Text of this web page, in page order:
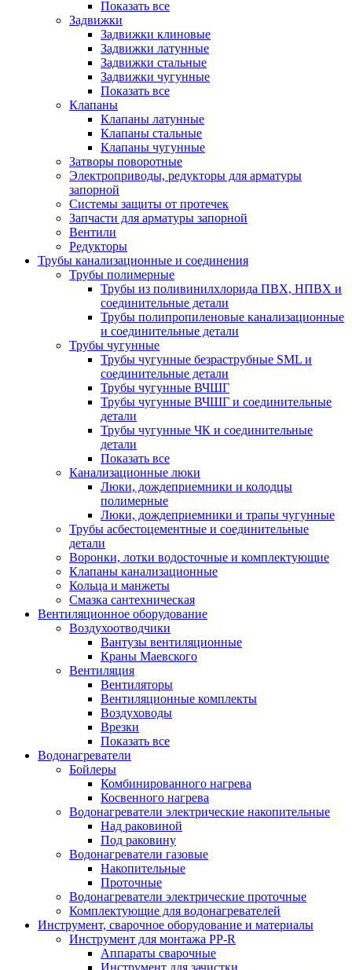
Показать все
Задвижки
Задвижки клиновые
Задвижки латунные
Задвижки стальные
Задвижки чугунные
Показать все
Клапаны
Клапаны латунные
Клапаны стальные
Клапаны чугунные
Затворы поворотные
Электроприводы, редукторы для арматуры
запорной
Системы защиты от протечек
Запчасти для арматуры запорной
Вентили
Редукторы
Трубы канализационные и соединения
Трубы полимерные
Трубы из поливинилхлорида ПВХ, НПВХ и
соединительные детали
Трубы полипропиленовые канализационные
и соединительные детали
Трубы чугунные
Трубы чугунные безраструбные SML и
соединительные детали
Трубы чугунные ВЧШГ
Трубы чугунные ВЧШГ и соединительные
детали
Трубы чугунные ЧК и соединительные
детали
Показать все
Канализационные люки
Люки, дождеприемники и колодцы
полимерные
Люки, дождеприемники и трапы чугунные
Трубы асбестоцементные и соединительные
детали
Воронки, лотки водосточные и комплектующие
Клапаны канализационные
Кольца и манжеты
Смазка сантехническая
Вентиляционное оборудование
Воздухоотводчики
Вантузы вентиляционные
Краны Маевского
Вентиляция
Вентиляторы
Вентиляционные комплекты
Воздуховоды
Врезки
Показать все
Водонагреватели
Бойлеры
Комбинированного нагрева
Косвенного нагрева
Водонагреватели электрические накопительные
Над раковиной
Под раковину
Водонагреватели газовые
Накопительные
Проточные
Водонагреватели электрические проточные
Комплектующие для водонагревателей
Инструмент, сварочное оборудование и материалы
Инструмент для монтажа PP-R
Аппараты сварочные
Инструмент для зачистки